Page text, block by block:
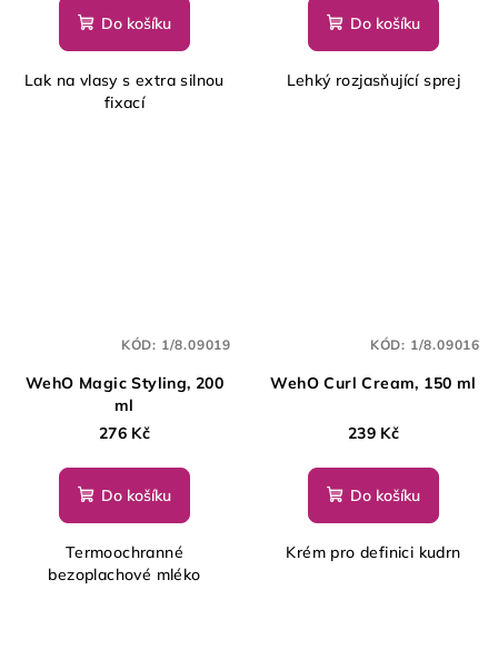
Do košíku
Lak na vlasy s extra silnou
fixací
Do košíku
Lehký rozjasňující sprej
WehO Magic Styling, 200
ml
276 Kč
Do košíku
Termoochranné
bezoplachové mléko
KÓD: 1/8.09019
WehO Curl Cream, 150 ml
239 Kč
Do košíku
Krém pro definici kudrn
KÓD: 1/8.09016